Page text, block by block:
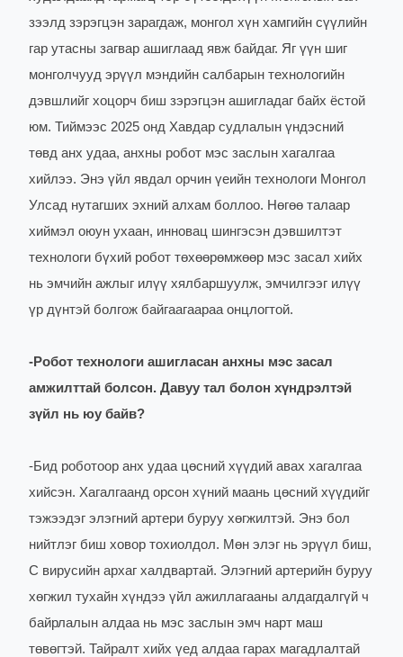
зээлд зэрэгцэн зарагдаж, монгол хүн хамгийн сүүлийн
гар утасны загвар ашиглаад явж байдаг. Яг үүн шиг
монголчууд эрүүл мэндийн салбарын технологийн
дэвшлийг хоцорч биш зэрэгцэн ашигладаг байх ёстой
юм. Тиймээс 2025 онд Хавдар судлалын үндэсний
төвд анх удаа, анхны робот мэс заслын хагалгаа
хийлээ. Энэ үйл явдал орчин үеийн технологи Монгол
Улсад нутагших эхний алхам боллоо. Нөгөө талаар
хиймэл оюун ухаан, инновац шингэсэн дэвшилтэт
технологи бүхий робот төхөөрөмжөөр мэс засал хийх
нь эмчийн ажлыг илүү хялбаршуулж, эмчилгээг илүү
үр дүнтэй болгож байгаагаараа онцлогтой.
-Робот технологи ашигласан анхны мэс засал
амжилттай болсон. Давуу тал болон хүндрэлтэй
зүйл нь юу байв?
-Бид роботоор анх удаа цөсний хүүдий авах хагалгаа
хийсэн. Хагалгаанд орсон хүний маань цөсний хүүдийг
тэжээдэг элэгний артери буруу хөгжилтэй. Энэ бол
нийтлэг биш ховор тохиолдол. Мөн элэг нь эрүүл биш,
С вирусийн архаг халдвартай. Элэгний артерийн буруу
хөгжил тухайн хүндээ үйл ажиллагааны алдагдалгүй ч
байрлалын алдаа нь мэс заслын эмч нарт маш
төвөгтэй. Тайралт хийх үед алдаа гарах магадлалтай